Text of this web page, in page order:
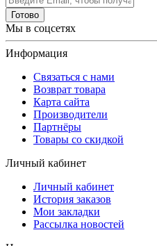
Готово
Мы в соцсетях
Информация
Связаться с нами
Возврат товара
Карта сайта
Производители
Партнёры
Товары со скидкой
Личный кабинет
Личный кабинет
История заказов
Мои закладки
Рассылка новостей